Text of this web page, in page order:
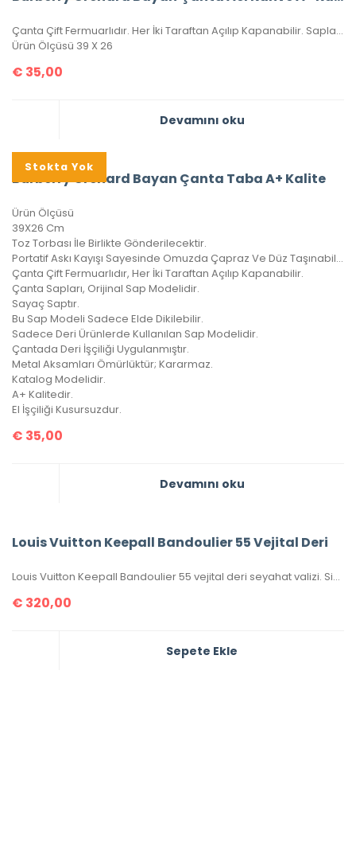
Çanta Çift Fermuarlıdır. Her İki Taraftan Açılıp Kapanabilir. Sapları Orijinal Sap Modelidir Ve Sayaç Saptır. Bu Sap Modeli Sadece Elde Dikilebilir. Sadece Deri Ürünlerde Kullanılan Sap Modelidir. Çantada Deri İşçiliği Uygulanmıştır. Metal Aksamları Altın Banyodur. Altın Banyo Adından da Anlaşılacağı Üzere Kaplamanın En Kaliteli Olanıdır. Ömürlüktür, Sararma Ve Kararma Yapmaz. Yeni Sezon Olan Bu Ürün, A+ Kalitedir. El İşçiliği Kusursuzdur.
Ürün Ölçüsü 39 X 26
€ 35,00
Devamını oku
Stokta Yok
Burberry Orchard Bayan Çanta Taba A+ Kalite
Ürün Ölçüsü
39X26 Cm
Toz Torbası İle Birlikte Gönderilecektir.
Portatif Askı Kayışı Sayesinde Omuzda Çapraz Ve Düz Taşınabilir.
Çanta Çift Fermuarlıdır, Her İki Taraftan Açılıp Kapanabilir.
Çanta Sapları, Orijinal Sap Modelidir.
Sayaç Saptır.
Bu Sap Modeli Sadece Elde Dikilebilir.
Sadece Deri Ürünlerde Kullanılan Sap Modelidir.
Çantada Deri İşçiliği Uygulanmıştır.
Metal Aksamları Ömürlüktür; Kararmaz.
Katalog Modelidir.
A+ Kalitedir.
El İşçiliği Kusursuzdur.
€ 35,00
Devamını oku
Louis Vuitton Keepall Bandoulier 55 Vejital Deri
Louis Vuitton Keepall Bandoulier 55 vejital deri seyahat valizi. Simetrik kesim,ithal kumaş,ithal aksesuarlı,seri numaralı,birebir üründür. Ebatı 55x31x26 cm kutulu,toz torbalı,sertifikalıdır.
€ 320,00
Sepete Ekle